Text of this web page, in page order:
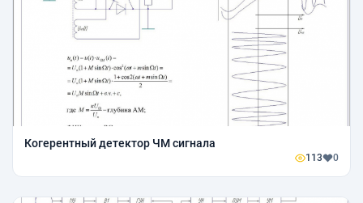
Когерентный детектор ЧМ сигнала
113 0